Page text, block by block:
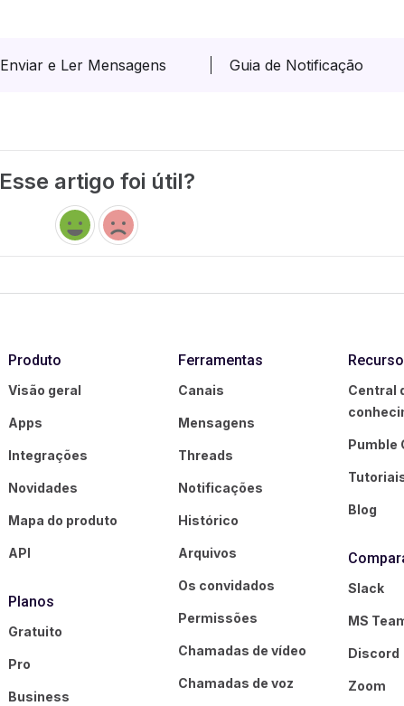
Enviar e Ler Mensagens Guia de Notificação
Esse artigo foi útil?
Produto
Visão geral
Apps
Integrações
Novidades
Mapa do produto
API
Planos
Gratuito
Pro
Business
Ferramentas
Canais
Mensagens
Threads
Notificações
Histórico
Arquivos
Os convidados
Permissões
Chamadas de vídeo
Chamadas de voz
Central
Pumble
Blog
Slack
MS
Discord
Zoom